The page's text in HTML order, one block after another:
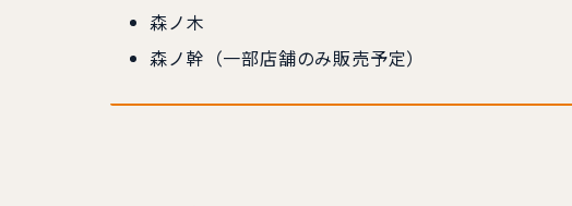
森ノ木
森ノ幹（一部店舗のみ販売予定）